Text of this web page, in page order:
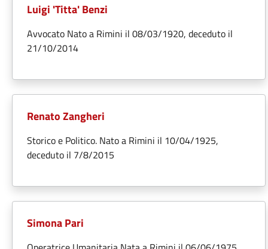
Luigi 'Titta' Benzi
Avvocato Nato a Rimini il 08/03/1920, deceduto il
21/10/2014
Renato Zangheri
Storico e Politico. Nato a Rimini il 10/04/1925,
deceduto il 7/8/2015
Simona Pari